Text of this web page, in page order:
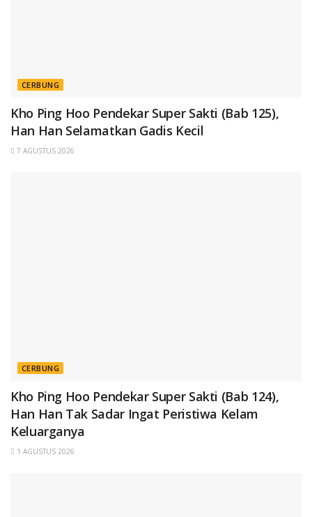
CERBUNG
Kho Ping Hoo Pendekar Super Sakti (Bab 125),
Han Han Selamatkan Gadis Kecil
7 AGUSTUS 2026
CERBUNG
Kho Ping Hoo Pendekar Super Sakti (Bab 124),
Han Han Tak Sadar Ingat Peristiwa Kelam
Keluarganya
1 AGUSTUS 2026